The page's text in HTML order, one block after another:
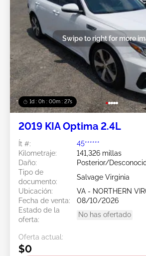
1d : 0h : 00m : 24s
Swipe to right for more
2019 KIA Optima 2.4L
Ít #:
45******
Kilometraje:
141,326 millas
Daño:
Posterior/
Tipo de
documento:
Salvage Virginia
Ubicación:
VA - NORTHERN
Fecha de venta:
08/10/2026
Estado de la
oferta:
No has ofertado
Oferta actual:
$0